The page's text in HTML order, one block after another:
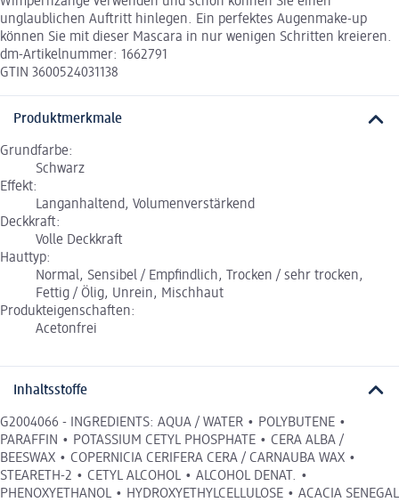
unglaublichen Auftritt hinlegen. Ein perfektes Augenmake-up
können Sie mit dieser Mascara in nur wenigen Schritten kreieren.
dm-Artikelnummer: 1662791
GTIN 3600524031138
Produktmerkmale
Grundfarbe:
Schwarz
Effekt:
Langanhaltend, Volumenverstärkend
Deckkraft:
Volle Deckkraft
Hauttyp:
Normal, Sensibel / Empfindlich, Trocken / sehr trocken,
Fettig / Ölig, Unrein, Mischhaut
Produkteigenschaften:
Acetonfrei
Inhaltsstoffe
G2004066 - INGREDIENTS: AQUA / WATER • POLYBUTENE •
PARAFFIN • POTASSIUM CETYL PHOSPHATE • CERA ALBA /
BEESWAX • COPERNICIA CERIFERA CERA / CARNAUBA WAX •
STEARETH-2 • CETYL ALCOHOL • ALCOHOL DENAT. •
PHENOXYETHANOL • HYDROXYETHYLCELLULOSE • ACACIA SENEGAL